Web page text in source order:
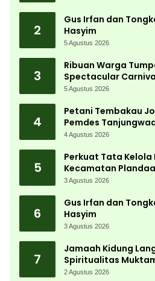
2
Gus Irfan dan
Hasyim
5 Agustus 2026
3
Ribuan Warga
Spectacular
Kemerdekaan
5 Agustus 2026
4
Petani Tembakau
Pemdes
Bergerak Cepat
4 Agustus 2026
5
Perkuat Tata Kelola
Kecamatan
Aparatur Pemdes
3 Agustus 2026
6
Gus Irfan dan
Hasyim
3 Agustus 2026
7
Jamaah Kidung
Spiritualitas
2 Agustus 2026